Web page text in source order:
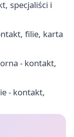
specjaliści i
filie, karta
- kontakt,
- kontakt,